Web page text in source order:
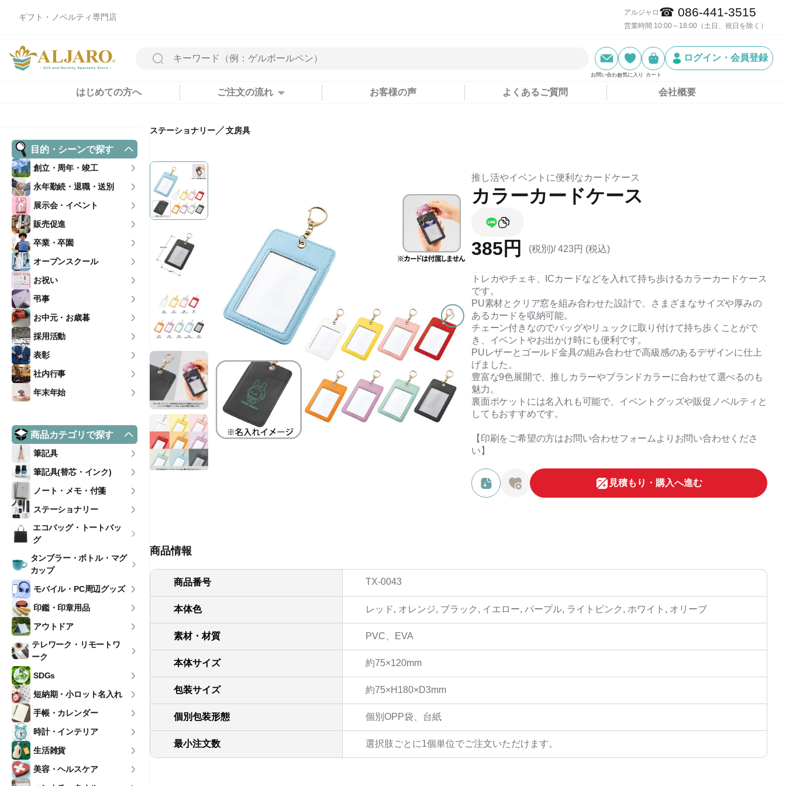
ギフト・ノベルティ専門店 アルジャロ ☎ 086-441-3515
営業時間 10:00～18:00（土日、祝日を除く）
お問い合わせお気に入り カート
ログイン・会員登録
はじめての方へ ご注文の流れ お客様の声 よくあるご質問 会社概要
目的・シーンで探す
創立・周年・竣工
永年勤続・退職・送別
展示会・イベント
販売促進
卒業・卒園
オープンスクール
お祝い
弔事
お中元・お歳暮
採用活動
表彰
社内行事
年末年始
商品カテゴリで探す
筆記具
筆記具(替芯・インク)
ノート・メモ・付箋
ステーショナリー
エコバッグ・トートバッ
グ
タンブラー・ボトル・マグ
カップ
モバイル・PC周辺グッズ
印鑑・印章用品
アウトドア
テレワーク・リモートワ
ーク
SDGs
短納期・小ロット名入れ
手帳・カレンダー
時計・インテリア
生活雑貨
美容・ヘルスケア
ステーショナリー／文房具
推し活やイベントに便利なカードケース
カラーカードケース
385円 (税別)/423円 (税込)
トレカやチェキ、ICカードなどを入れて持ち歩けるカラーカードケース
です。
PU素材とクリア窓を組み合わせた設計で、さまざまなサイズや厚みの
あるカードを収納可能。
チェーン付きなのでバッグやリュックに取り付けて持ち歩くことがで
き、イベントやお出かけ時にも便利です。
PUレザーとゴールド金具の組み合わせで高級感のあるデザインに仕上
げました。
豊富な9色展開で、推しカラーやブランドカラーに合わせて選べるのも
魅力。
裏面ポケットには名入れも可能で、イベントグッズや販促ノベルティと
してもおすすめです。
【印刷をご希望の方はお問い合わせフォームよりお問い合わせくださ
い】
⾒積もり・購⼊へ進む
商品情報
商品番号 TX-0043
本体色 レッド, オレンジ, ブラック, イエロー, パープル, ライトピンク, ホワイト, オリーブ
素材・材質 PVC、EVA
本体サイズ 約75×120mm
包装サイズ 約75×H180×D3mm
個別包装形態 個別OPP袋、台紙
最小注文数 選択肢ごとに1個単位でご注文いただけます。